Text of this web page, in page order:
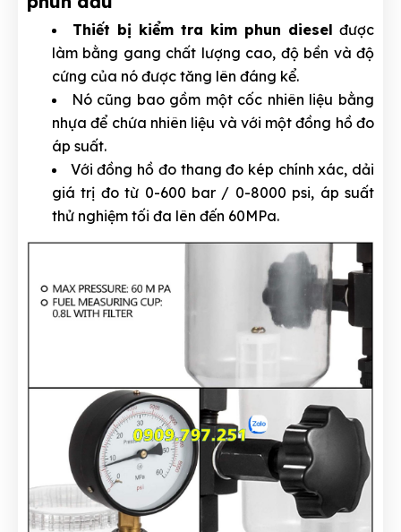
Thiết bị kiểm tra kim phun diesel được
làm bằng gang chất lượng cao, độ bền và độ
cứng của nó được tăng lên đáng kể.
Nó cũng bao gồm một cốc nhiên liệu bằng
nhựa để chứa nhiên liệu và với một đồng hồ đo
áp suất.
Với đồng hồ đo thang đo kép chính xác, dải
giá trị đo từ 0-600 bar / 0-8000 psi, áp suất
thử nghiệm tối đa lên đến 60MPa.